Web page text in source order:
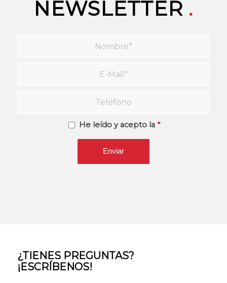
NEWSLETTER .
He leído y acepto la*
¿TIENES PREGUNTAS?
¡ESCRÍBENOS!